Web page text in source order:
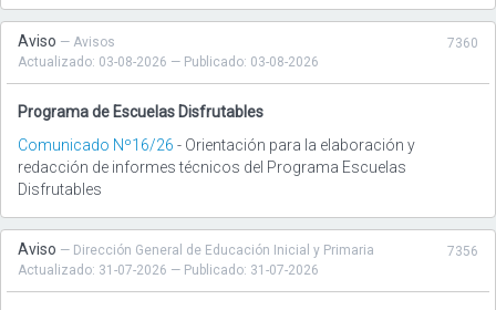
7360
Aviso — Avisos
Actualizado: 03-08-2026 — Publicado: 03-08-2026
Programa de Escuelas Disfrutables
Comunicado Nº16/26 - Orientación para la elaboración y
redacción de informes técnicos del Programa Escuelas
Disfrutables
7356
Aviso — Dirección General de Educación Inicial y Primaria
Actualizado: 31-07-2026 — Publicado: 31-07-2026